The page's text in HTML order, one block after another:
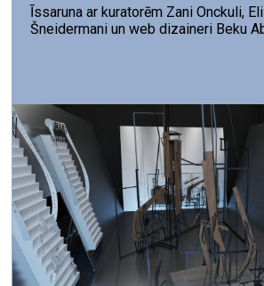
Īssaruna ar kuratorēm Zani Onckuli,
Šneidermani un web dizaineri Beku